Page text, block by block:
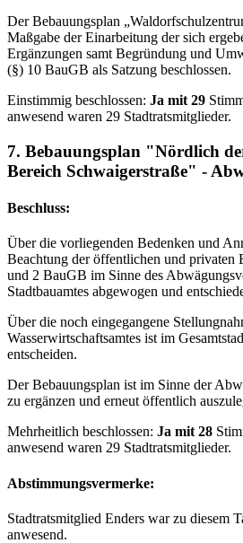
Der Bebauungsplan
Maßgabe der Einarbeitung der sich
Ergänzungen samt Begründung und
(§) 10 BauGB als Satzung beschlossen.
Einstimmig beschlossen: Ja mit 29
anwesend waren 29 Stadtratsmitglieder.
7. Bebauungsplan "Nördlich
Bereich Schwaigerstraße" -
Beschluss:
Über die vorliegenden Bedenken und
Beachtung der öffentlichen und privaten
und 2 BauGB im Sinne des
Stadtbauamtes abgewogen und
Über die noch eingegangene
Wasserwirtschaftsamtes ist im
entscheiden.
Der Bebauungsplan ist im Sinne der
zu ergänzen und erneut öffentlich
Mehrheitlich beschlossen: Ja mit 28
anwesend waren 29 Stadtratsmitglieder.
Abstimmungsvermerke:
Stadtratsmitglied Enders war zu diesem
anwesend.